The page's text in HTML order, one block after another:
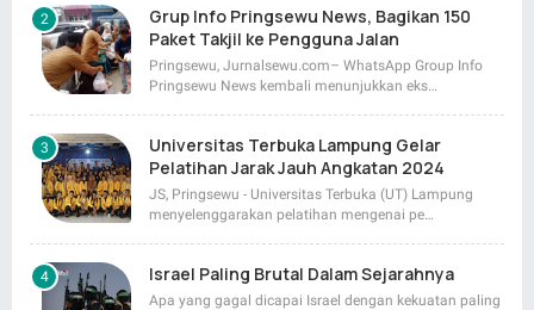
Grup Info Pringsewu News, Bagikan 150
Paket Takjil ke Pengguna Jalan
Pringsewu, Jurnalsewu.com– WhatsApp Group Info
Pringsewu News kembali menunjukkan eks…
Universitas Terbuka Lampung Gelar
Pelatihan Jarak Jauh Angkatan 2024
JS, Pringsewu - Universitas Terbuka (UT) Lampung
menyelenggarakan pelatihan mengenai pe…
Israel Paling Brutal Dalam Sejarahnya
Apa yang gagal dicapai Israel dengan kekuatan paling